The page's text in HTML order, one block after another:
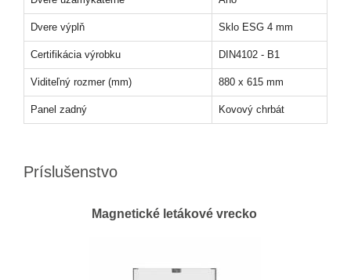
Dvere výplň Sklo ESG 4 mm
Certifikácia výrobku DIN4102 - B1
Viditeľný rozmer (mm) 880 x 615 mm
Panel zadný Kovový chrbát
Príslušenstvo
Magnetické letákové vrecko